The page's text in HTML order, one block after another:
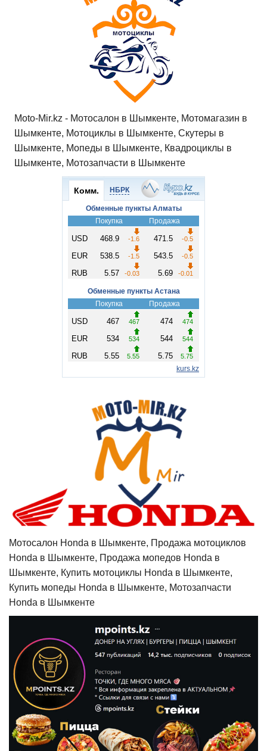
Moto-Mir.kz - Мотосалон в Шымкенте, Мотомагазин в
Шымкенте, Мотоциклы в Шымкенте, Скутеры в
Шымкенте, Мопеды в Шымкенте, Квадроциклы в
Шымкенте, Мотозапчасти в Шымкенте
Мотосалон Honda в Шымкенте, Продажа мотоциклов
Honda в Шымкенте, Продажа мопедов Honda в
Шымкенте, Купить мотоциклы Honda в Шымкенте,
Купить мопеды Honda в Шымкенте, Мотозапчасти
Honda в Шымкенте